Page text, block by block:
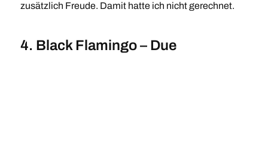
zusätzlich Freude. Damit hatte ich nicht gerechnet.
4. Black Flamingo – Due